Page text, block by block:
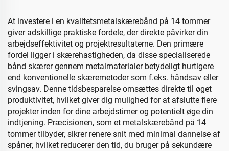
At investere i en kvalitetsmetalskærebånd på 14 tommer
giver adskillige praktiske fordele, der direkte påvirker din
arbejdseffektivitet og projektresultaterne. Den primære
fordel ligger i skærehastigheden, da disse specialiserede
bånd skærer gennem metalmaterialer betydeligt hurtigere
end konventionelle skæremetoder som f.eks. håndsav eller
svingsav. Denne tidsbesparelse omsættes direkte til øget
produktivitet, hvilket giver dig mulighed for at afslutte flere
projekter inden for dine arbejdstimer og potentielt øge din
indtjening. Præcisionen, som et metalskærebånd på 14
tommer tilbyder, sikrer renere snit med minimal dannelse af
spåner, hvilket reducerer den tid, du bruger på sekundære